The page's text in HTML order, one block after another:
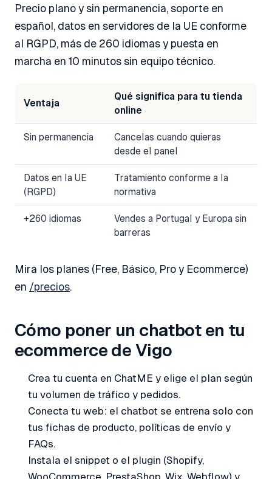
Precio plano y sin permanencia, soporte en
español, datos en servidores de la UE conforme
al RGPD, más de 260 idiomas y puesta en
marcha en 10 minutos sin equipo técnico.
Ventaja
Qué significa para tu tienda
online
Sin permanencia
Cancelas cuando quieras
desde el panel
Datos en la UE
(RGPD)
Tratamiento conforme a la
normativa
+260 idiomas
Vendes a Portugal y Europa sin
barreras
Mira los planes (Free, Básico, Pro y Ecommerce)
en /precios.
Cómo poner un chatbot en tu
ecommerce de Vigo
Crea tu cuenta en ChatME y elige el plan según
tu volumen de tráfico y pedidos.
Conecta tu web: el chatbot se entrena solo con
tus fichas de producto, políticas de envío y
FAQs.
Instala el snippet o el plugin (Shopify,
WooCommerce, PrestaShop, Wix, Webflow) y